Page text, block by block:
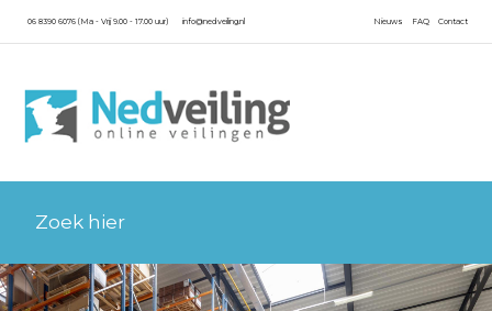
06 8390 6076 (Ma - Vrij 9.00 - 17.00 uur) info@nedveiling.nl Contact
FAQ
Nieuws